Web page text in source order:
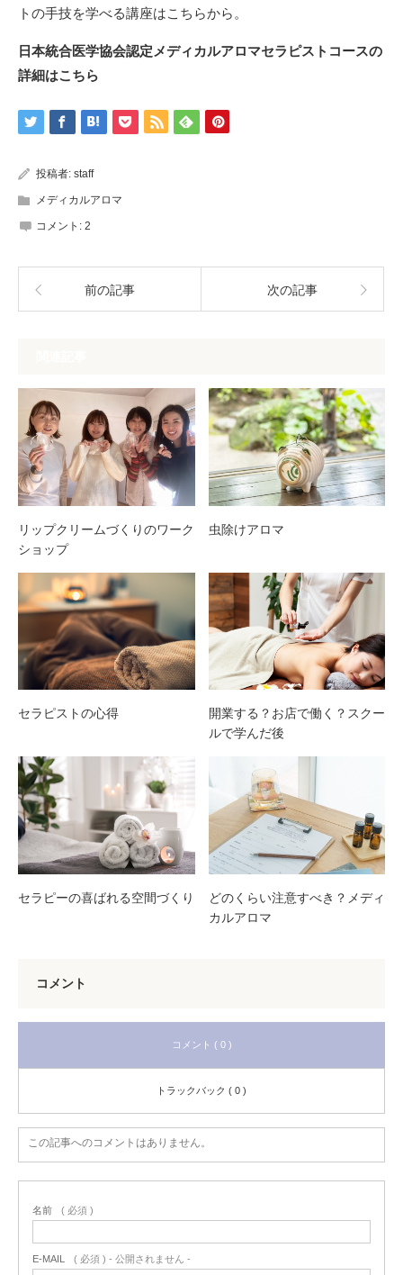
トの手技を学べる講座はこちらから。
日本統合医学協会認定メディカルアロマセラピストコースの
詳細はこちら
投稿者: staff
メディカルアロマ
コメント: 2
前の記事 次の記事
リップクリームづくりのワーク
ショップ
虫除けアロマ
セラピストの心得
開業する？お店で働く？スクー
ルで学んだ後
セラピーの喜ばれる空間づくり
どのくらい注意すべき？メディ
カルアロマ
コメント
コメント ( 0 )
トラックバック ( 0 )
この記事へのコメントはありません。
名前 ( 必須 )
E-MAIL ( 必須 ) - 公開されません -